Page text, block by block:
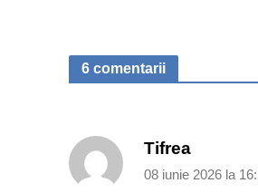
6 comentarii
Tifrea
08 iunie 2026 la